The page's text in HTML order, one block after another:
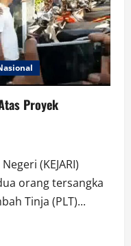
Proyek
(KEJARI)
orang tersangka
Tinja (PLT)...